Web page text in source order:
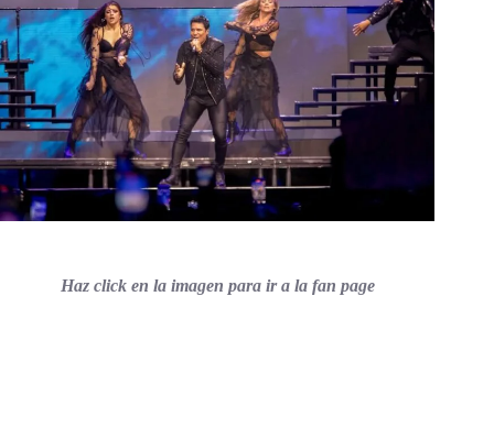
Haz click en la imagen para ir a la fan page